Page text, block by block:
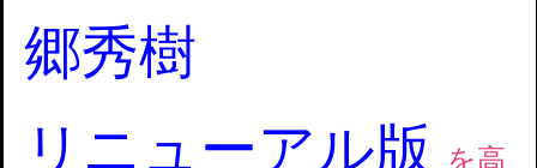
郷秀樹
リニューアル版
を高